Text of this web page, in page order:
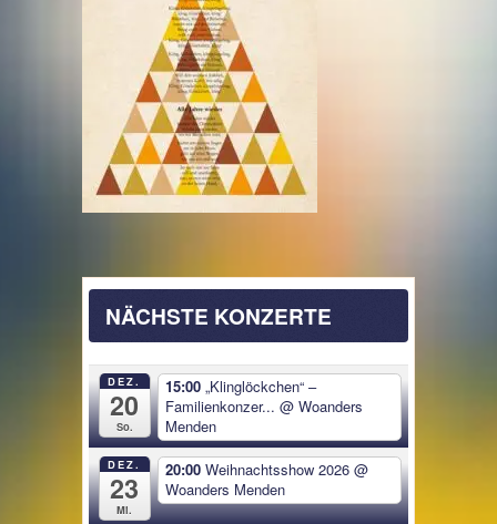
NÄCHSTE KONZERTE
DEZ.
20
So.
15:00 „Klinglöckchen“ –
Familienkonzer... @ Woanders
Menden
DEZ.
23
Mi.
20:00 Weihnachtsshow 2026 @
Woanders Menden